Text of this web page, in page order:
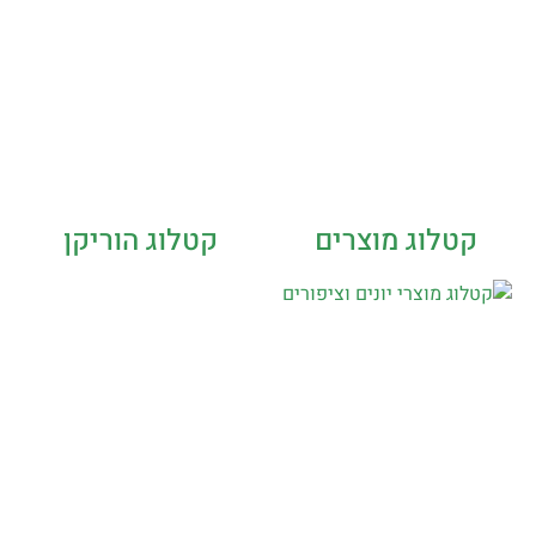
קטלוג מוצרים קטלוג הוריקן